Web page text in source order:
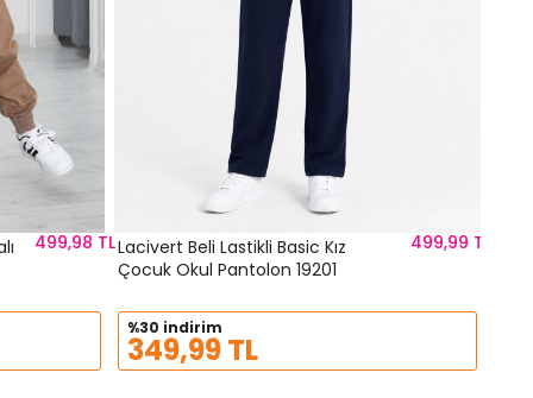
499,98 TLLacivert Beli Lastikli Basic Kız
Çocuk Okul Pantolon 19201
499,99 TL
%30 indirim
349,99 TL